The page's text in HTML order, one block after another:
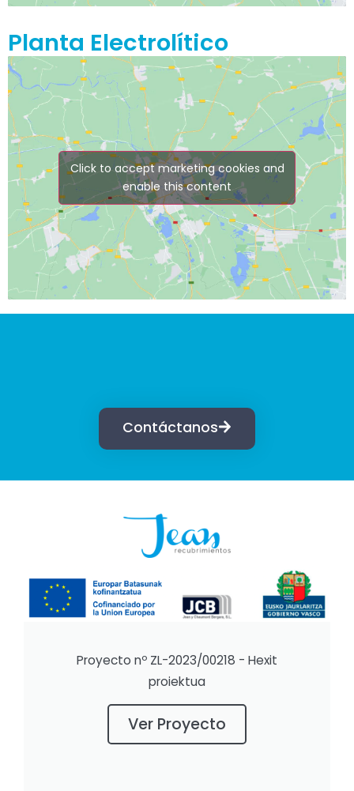
Planta Electrolítico
Click to accept marketing cookies and
enable this content
Contáctanos
Proyecto nº ZL-2023/00218 - Hexit
proiektua
Ver Proyecto